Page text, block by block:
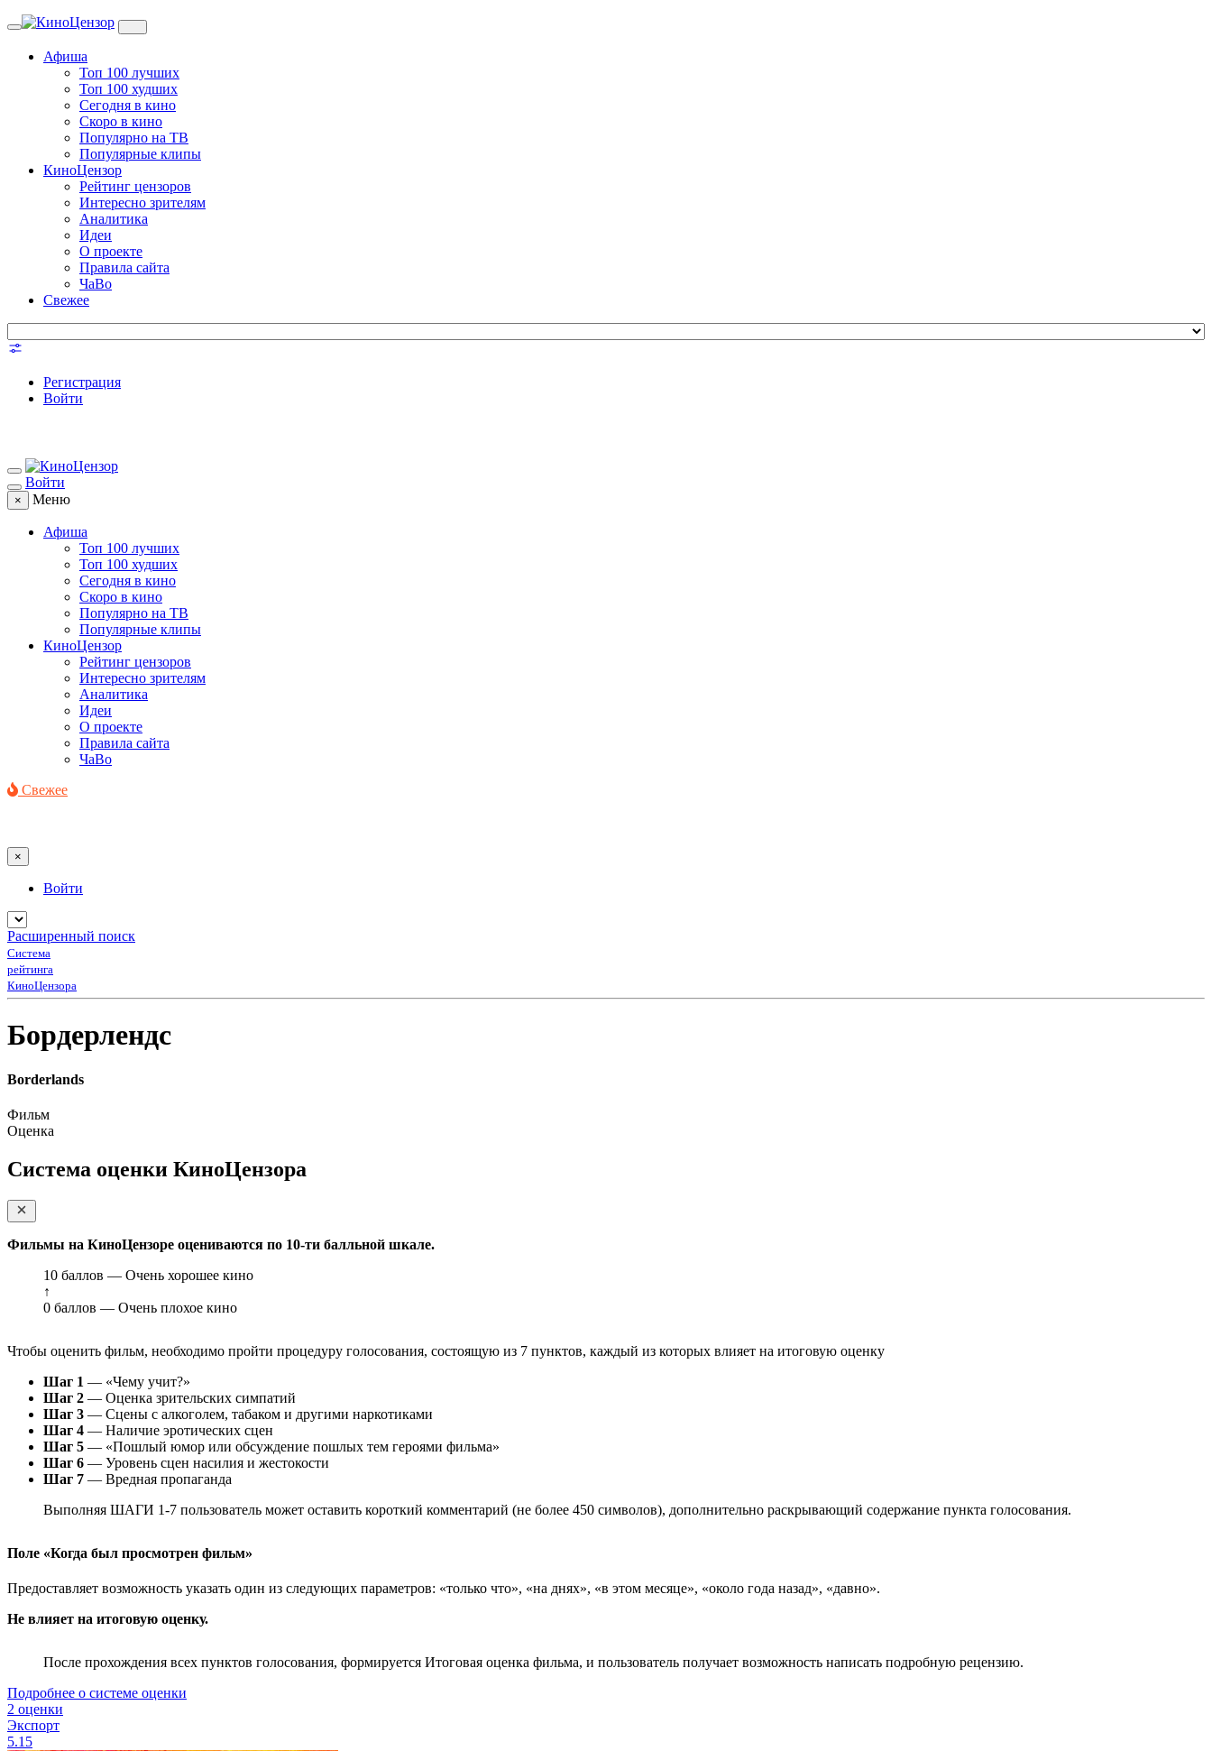
Toggle
Афиша
Топ 100 лучших
Топ 100 худших
Сегодня в кино
Скоро в кино
Популярно на ТВ
Популярные клипы
КиноЦензор
Рейтинг цензоров
Интересно зрителям
Аналитика
Идеи
О проекте
Правила сайта
ЧаВо
Свежее
Регистрация
Войти
Войти
× Меню
Афиша
Топ 100 лучших
Топ 100 худших
Сегодня в кино
Скоро в кино
Популярно на ТВ
Популярные клипы
КиноЦензор
Рейтинг цензоров
Интересно зрителям
Аналитика
Идеи
О проекте
Правила сайта
ЧаВо
Свежее
×
Войти
Расширенный поиск
Система
рейтинга
КиноЦензора
Бордерлендс
Borderlands
Фильм
Оценка
Система оценки КиноЦензора
Фильмы на КиноЦензоре оцениваются по 10-ти балльной шкале.
10 баллов — Очень хорошее кино
↑
0 баллов — Очень плохое кино
Чтобы оценить фильм, необходимо пройти процедуру голосования, состоящую из 7 пунктов, каждый из которых влияет на итоговую оценку
Шаг 1 — «Чему учит?»
Шаг 2 — Оценка зрительских симпатий
Шаг 3 — Сцены с алкоголем, табаком и другими наркотиками
Шаг 4 — Наличие эротических сцен
Шаг 5 — «Пошлый юмор или обсуждение пошлых тем героями фильма»
Шаг 6 — Уровень сцен насилия и жестокости
Шаг 7 — Вредная пропаганда
Выполняя ШАГИ 1-7 пользователь может оставить короткий комментарий (не более 450 символов), дополнительно раскрывающий содержание пункта голосования.
Поле «Когда был просмотрен фильм»
Предоставляет возможность указать один из следующих параметров: «только что», «на днях», «в этом месяце», «около года назад», «давно».
Не влияет на итоговую оценку.
После прохождения всех пунктов голосования, формируется Итоговая оценка фильма, и пользователь получает возможность написать подробную рецензию.
Подробнее о системе оценки
2 оценки
Экспорт
5.15